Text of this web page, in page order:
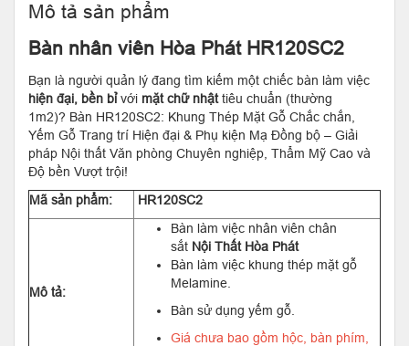
Mô tả sản phẩm
Bàn nhân viên Hòa Phát HR120SC2
Bạn là người quản lý đang tìm kiếm một chiếc bàn làm việc
hiện đại, bền bỉvới mặt chữ nhậttiêu chuẩn (thường
1m2)? Bàn HR120SC2: Khung Thép Mặt Gỗ Chắc chắn,
Yếm Gỗ Trang trí Hiện đại & Phụ kiện Mạ Đồng bộ – Giải
pháp Nội thất Văn phòng Chuyên nghiệp, Thẩm Mỹ Cao và
Độ bền Vượt trội!
Mã sản phẩm:
HR120SC2
Mô tả:
Bàn làm việc nhân viên chân
sắt Nội Thất Hòa Phát
Bàn làm việc khung thép mặt gỗ
Melamine.
Bàn sử dụng yếm gỗ.
Giá chưa bao gồm hộc, bàn phím,